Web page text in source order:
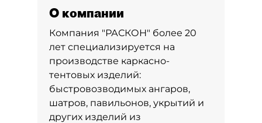
О компании
Компания "РАСКОН" более 20
лет специализируется на
производстве каркасно-
тентовых изделий:
быстровозводимых ангаров,
шатров, павильонов, укрытий и
других изделий из